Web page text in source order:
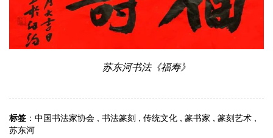
苏东河书法《福寿》
标签 ： 中国书法家协会 , 书法篆刻 , 传统文化 , 篆书家 , 篆刻艺术 ,
苏东河